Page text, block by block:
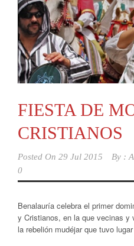
FIESTA DE
CRISTIANOS
Posted On 29 Jul 2015 By :
0
Benalauría celebra el primer
y Cristianos, en la que vecinas y
la rebelión mudéjar que tuvo